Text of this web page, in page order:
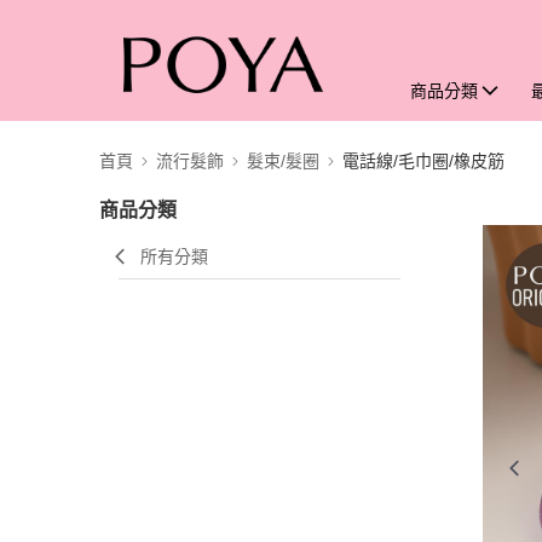
商品分類
首頁 流行髮飾 髮束/髮圈 電話線/毛巾圈/橡皮筋
商品分類
所有分類